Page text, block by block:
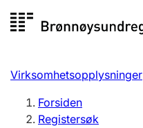
Registersøk
Aksjeselskap
Virksomhetsopplysninger
Forsiden
Registersøk